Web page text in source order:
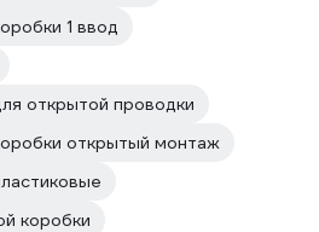
1 ввод
открытой проводки
открытый монтаж
коробки